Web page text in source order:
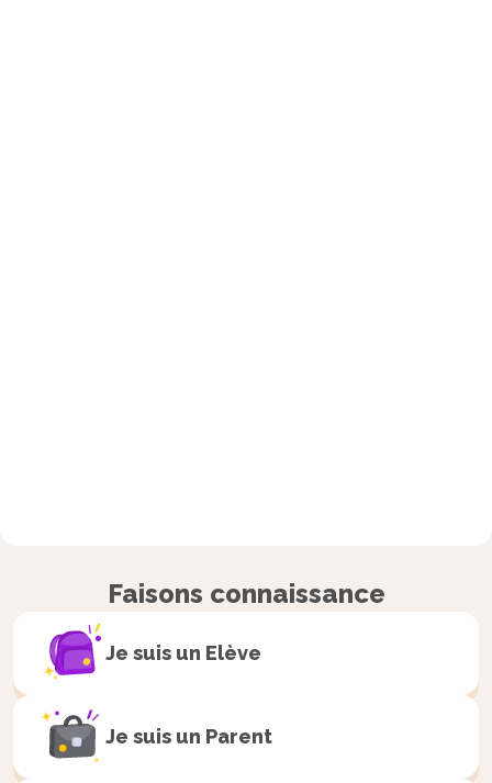
Faisons connaissance
Je suis un Elève
Je suis un Parent